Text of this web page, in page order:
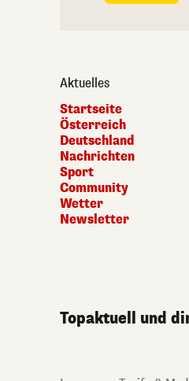
Aktuelles
Startseite
Österreich
Deutschland
Nachrichten
Sport
Community
Wetter
Newsletter
Topaktuell und